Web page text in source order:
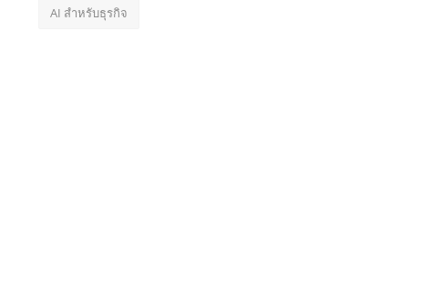
AI สำหรับธุรกิจ